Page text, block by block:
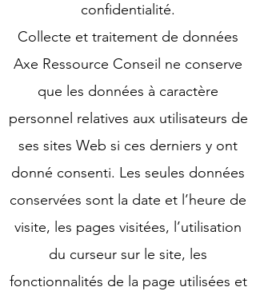
confidentialité.
Collecte et traitement de données
Axe Ressource Conseil ne conserve
que les données à caractère
personnel relatives aux utilisateurs de
ses sites Web si ces derniers y ont
donné consenti. Les seules données
conservées sont la date et l’heure de
visite, les pages visitées, l’utilisation
du curseur sur le site, les
fonctionnalités de la page utilisées et